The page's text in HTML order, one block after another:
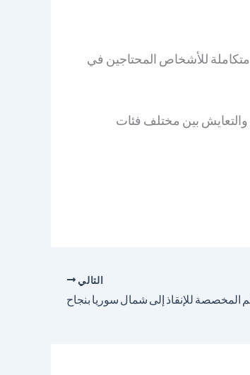
متكاملة للأشخاص المحتاجين في
بين مختلف فئات
التالي
المخصصة للإنقاذ إلى شمال سوريا بنجاح